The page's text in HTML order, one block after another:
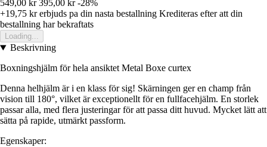
549,00 kr 395,00 kr -28%
+19,75 krerbjuds pa din nasta bestallning Krediteras efter att din
bestallning har bekraftats
Loading...
Beskrivning
Boxningshjälm för hela ansiktet Metal Boxe curtex
Denna helhjälm är i en klass för sig! Skärningen ger en champ från
vision till 180°, vilket är exceptionellt för en fullfacehjälm. En storlek
passar alla, med flera justeringar för att passa ditt huvud. Mycket lätt att
sätta på rapide, utmärkt passform.
Egenskaper: